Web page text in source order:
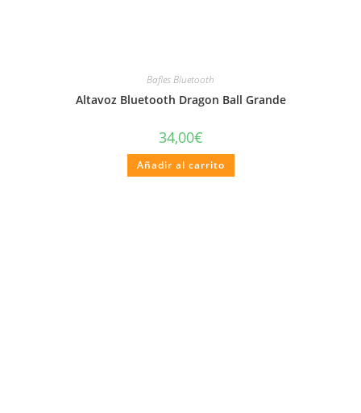
Bafles Bluetooth
Altavoz Bluetooth Dragon Ball Grande
34,00€
Añadir al carrito